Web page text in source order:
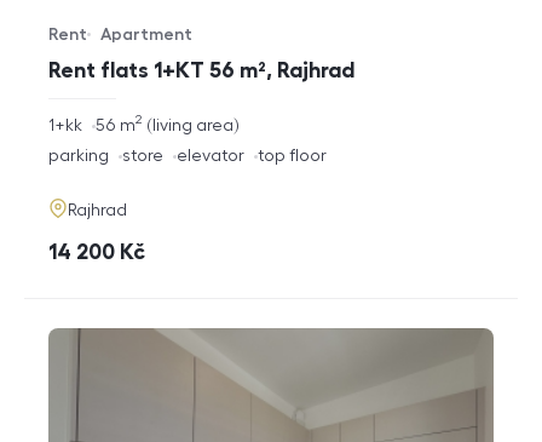
Rent flats 1+KT 56 m², Rajhrad
Offer type
Rent
Property type
Apartment
rozměry
disposition
1+kk living area
56 m2
funkce
parking store elevator top floor
adresa
Rajhrad
cena
14 200 Kč